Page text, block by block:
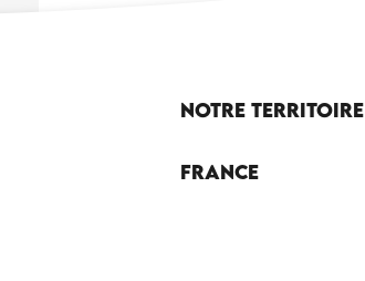
Notre territoire
France